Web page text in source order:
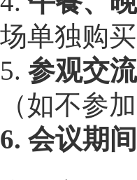
场单独购
5. 参观交流
（如不参
6. 会议期